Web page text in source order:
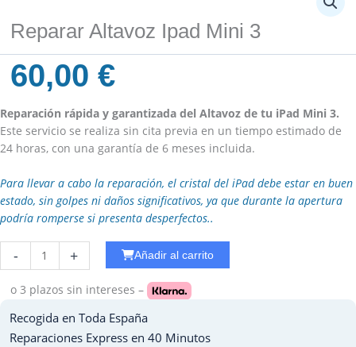
Reparar Altavoz Ipad Mini 3
60,00€
Reparación rápida y garantizada del Altavoz de tu iPad Mini 3.
Este servicio se realiza sin cita previa en un tiempo estimado de
24 horas, con una garantía de 6 meses incluida.
Para llevar a cabo la reparación, el cristal del iPad debe estar en buen
estado, sin golpes ni daños significativos, ya que durante la apertura
podría romperse si presenta desperfectos..
-
Altavoz
Ipad
cantidad
+ Añadir al carrito
o 3 plazos sin intereses –
Recogida en Toda España
Reparaciones Express en 40 Minutos